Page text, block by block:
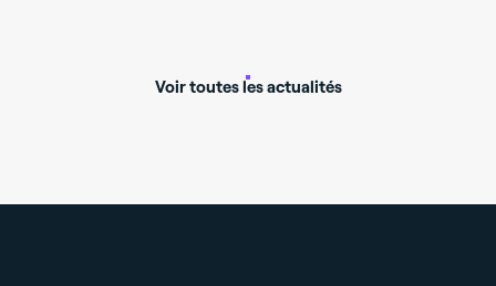
Voir toutes les actualités